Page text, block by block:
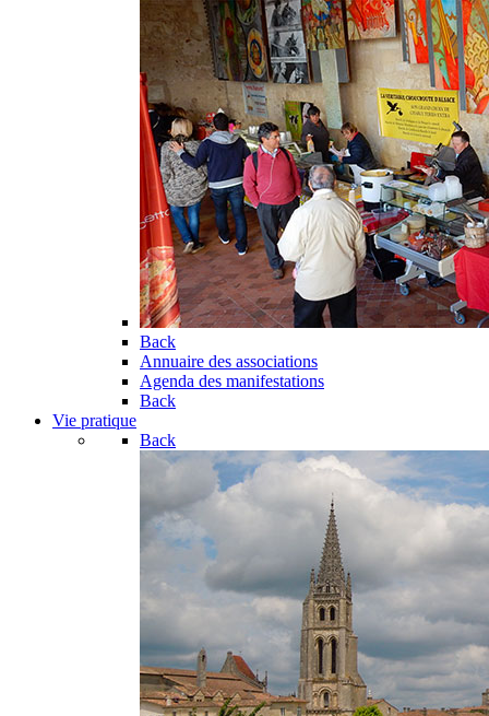
Back
Annuaire des associations
Agenda des manifestations
Back
Vie pratique
Back